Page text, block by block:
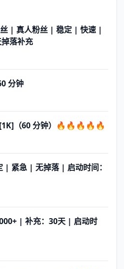
| 真人粉丝 | 稳定 | 快速 |
落补充
分钟
（60 分钟）🔥🔥🔥🔥🔥
紧急 | 无掉落 | 启动时间：
| 补充：30天 | 启动时